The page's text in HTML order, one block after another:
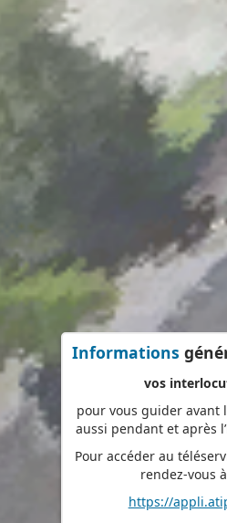
Informations
Plus besoin d’imprimer
exemplaires,
ou de vous déplacer
mairie : en déposant
de frais d’envoi et de
suivre en ligne
accéder aux courriers de
votre demande sera
pour assurer plus de
Les services de
vos
pour vous guider avant
aussi pendant et après
Pour accéder au
rendez-vous
https://
- - - - - -